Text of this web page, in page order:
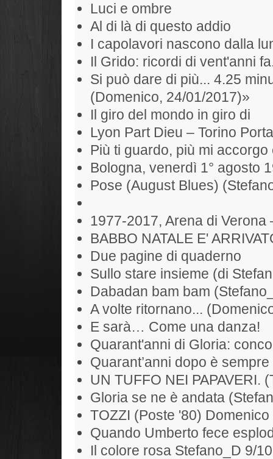
Luci e ombre
Al di là di questo addio
I capolavori nascono dalla
Il Grido: ricordi di vent'anni
Si può dare di più... 4.25
(Domenico, 24/01/2017)»
Il giro del mondo in giro di
Lyon Part Dieu – Torino
Più ti guardo, più mi accorgo
Bologna, venerdì 1° agosto
Pose (August Blues)
1977-2017, Arena di
BABBO NATALE E'
Due pagine di quaderno
Sullo stare insieme (di
Dabadan bam bam
A volte ritornano...
E sarà… Come una danza!
Quarant'anni di Gloria:
Quarant’anni dopo è
UN TUFFO NEI PAPAVERI.
Gloria se ne è andata
TOZZI (Poste '80)
Quando Umberto fece
Il colore rosa Stefano_D 9/